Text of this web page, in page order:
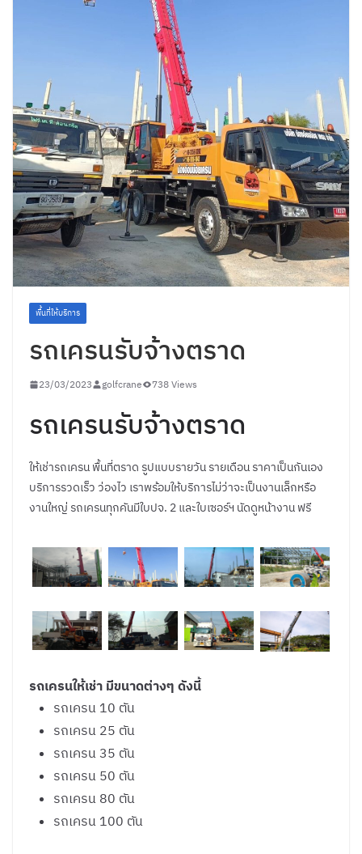
พื้นที่ให้บริการ
รถเครนรับจ้างตราด
23/03/2023 golfcrane 738 Views
รถเครนรับจ้างตราด
ให้เช่ารถเครน พื้นที่ตราด รูปแบบรายวัน รายเดือน ราคาเป็นกันเอง
บริการรวดเร็ว ว่องไว เราพร้อมให้บริการไม่ว่าจะเป็นงานเล็กหรือ
งานใหญ่ รถเครนทุกคันมีใบปจ. 2 และใบเซอร์ฯ นัดดูหน้างาน ฟรี
รถเครนให้เช่า มีขนาดต่างๆ ดังนี้
รถเครน 10 ตัน
รถเครน 25 ตัน
รถเครน 35 ตัน
รถเครน 50 ตัน
รถเครน 80 ตัน
รถเครน 100 ตัน